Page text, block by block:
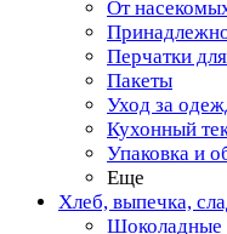
От
Перчатки
Пакеты
Уход за
Кухонный
Упаковка и
Еще
Хлеб, выпечка,
Шоколадные